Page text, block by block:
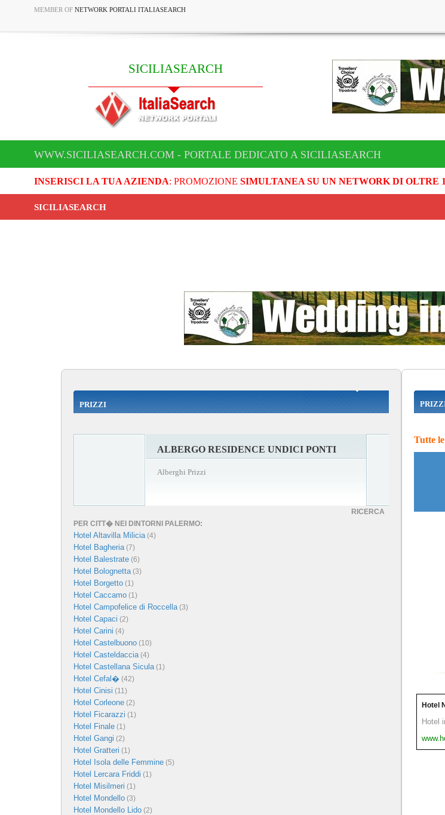
MEMBER OF NETWORK PORTALI ITALIASEARCH
SICILIASEARCH
WWW.SICILIASEARCH.COM - PORTALE DEDICATO A SICILIASEARCH
INSERISCI LA TUA AZIENDA: PROMOZIONE SIMULTANEA SU UN NETWORK DI OLTRE
SICILIASEARCH
PRIZZI
ALBERGO RESIDENCE UNDICI PONTI
Alberghi Prizzi
RICERCA
PER CITT� NEI DINTORNI PALERMO:
Hotel Altavilla Milicia(4)
Hotel Bagheria(7)
Hotel Balestrate (6)
Hotel Bolognetta(3)
Hotel Borgetto (1)
Hotel Caccamo (1)
Hotel Campofelice di Roccella(3)
Hotel Capaci (2)
Hotel Carini (4)
Hotel Castelbuono (10)
Hotel Casteldaccia(4)
Hotel Castellana Sicula(1)
Hotel Cefal� (42)
Hotel Cinisi (11)
Hotel Corleone (2)
Hotel Ficarazzi (1)
Hotel Finale (1)
Hotel Gangi (2)
Hotel Gratteri (1)
Hotel Isola delle Femmine (5)
Hotel Lercara Friddi (1)
Hotel Misilmeri (1)
Hotel Mondello (3)
Hotel Mondello Lido (2)
Tutte
Hotel
Hotel